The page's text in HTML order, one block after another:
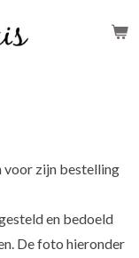
voor zijn bestelling
en bedoeld
De foto hieronder